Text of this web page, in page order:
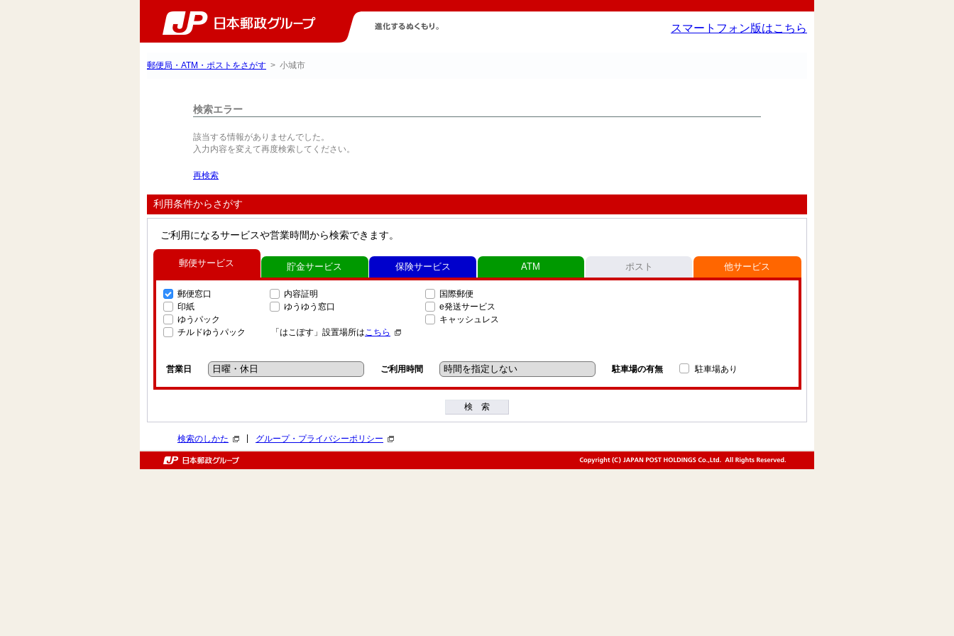
スマートフォン版はこちら
郵便局・ATM・ポストをさがす > 小城市
検索エラー
該当する情報がありませんでした。
入力内容を変えて再度検索してください。
再検索
利用条件からさがす
ご利用になるサービスや営業時間から検索できます。
郵便サービス
郵便窓口
印紙
ゆうパック
チルドゆうパック
内容証明
ゆうゆう窓口
「はこぽす」設置場所はこちら
国際郵便
e発送サービス
キャッシュレス
営業日 ご利用時間 駐車場の有無 駐車場あり
貯金サービス 保険サービス ATM ポスト 他サービス
検 索
検索のしかた グループ・プライバシーポリシー